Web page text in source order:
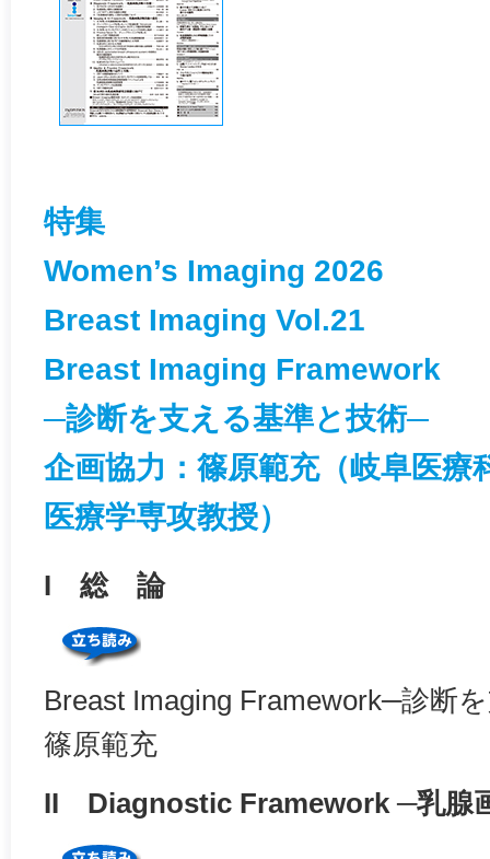
特集
Women’s Imaging 2026
Breast Imaging Vol.21
Breast Imaging Framework
─診断を支える基準と技術─
企画協力：篠原範充（岐阜医療
医療学専攻教授）
I 総 論
Breast Imaging Framework─診断
篠原範充
II Diagnostic Framework ─乳腺